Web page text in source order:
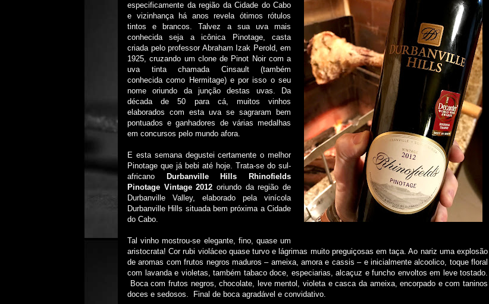
especificamente da região da Cidade do Cabo
e vizinhança há anos revela ótimos rótulos
tintos e brancos. Talvez a sua uva mais
conhecida seja a icônica Pinotage, casta
criada pelo professor Abraham Izak Perold, em
1925, cruzando um clone de Pinot Noir com a
uva tinta chamada Cinsault (também
conhecida como Hermitage) e por isso o seu
nome oriundo da junção destas uvas. Da
década de 50 para cá, muitos vinhos
elaborados com esta uva se sagraram bem
pontuados e ganhadores de várias medalhas
em concursos pelo mundo afora.
E esta semana degustei certamente o melhor
Pinotage que já bebi até hoje. Trata-se do sul-
africano
Durbanville Hills Rhinofields
Pinotage Vintage 2012 oriundo da região de
Durbanville Valley, elaborado pela vinícola
Durbanville Hills situada bem próxima a Cidade
do Cabo.
Tal vinho mostrou-se elegante, fino, quase um
aristocrata! Cor rubi violáceo quase turvo e lágrimas muito preguiçosas em taça. Ao nariz uma explosão
de aromas com frutos negros maduros – ameixa, amora e cassis – e inicialmente alcoolico, toque floral
com lavanda e violetas, também tabaco doce, especiarias, alcaçuz e funcho envoltos em leve tostado.
Boca com frutos negros, chocolate, leve mentol, violeta e casca da ameixa, encorpado e com taninos
doces e sedosos.
Final de boca agradável e convidativo.